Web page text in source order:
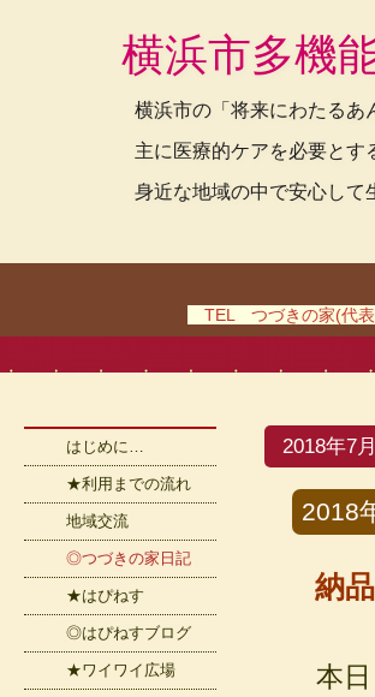
横浜市多機
横浜市の「将来にわたるあ
主に医療的ケアを必要とす
身近な地域の中で安心して
TEL つづきの家(代
2018年7
2018
納
本日
はじめに…
★利用までの流れ
地域交流
◎つづきの家日記
★はぴねす
◎はぴねすブログ
★ワイワイ広場